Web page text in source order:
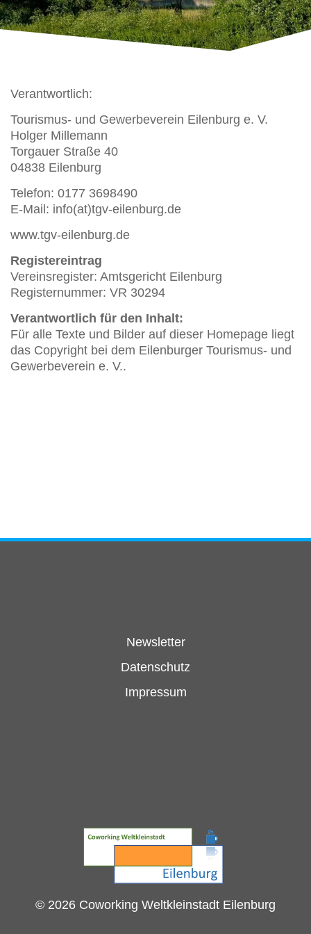
Verantwortlich:
Tourismus- und Gewerbeverein Eilenburg e. V.
Holger Millemann
Torgauer Straße 40
04838 Eilenburg
Telefon: 0177 3698490
E-Mail: info(at)tgv-eilenburg.de
www.tgv-eilenburg.de
Registereintrag
Vereinsregister: Amtsgericht Eilenburg
Registernummer: VR 30294
Verantwortlich für den Inhalt:
Für alle Texte und Bilder auf dieser Homepage liegt
das Copyright bei dem Eilenburger Tourismus- und
Gewerbeverein e. V..
Newsletter
Datenschutz
Impressum
© 2026 Coworking Weltkleinstadt Eilenburg